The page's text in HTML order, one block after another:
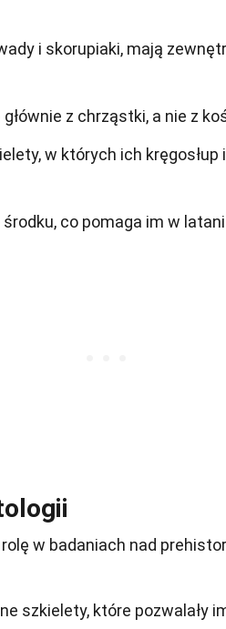
i skorupiaki, mają
z chrząstki, a nie z
w których ich
co pomaga im w
w badaniach nad
szkielety, które pozwalały